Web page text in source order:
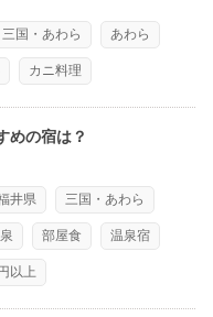
三国・あわら あわら
カニ料理
めの宿は？
井県 三国・あわら
部屋食 温泉宿
以上